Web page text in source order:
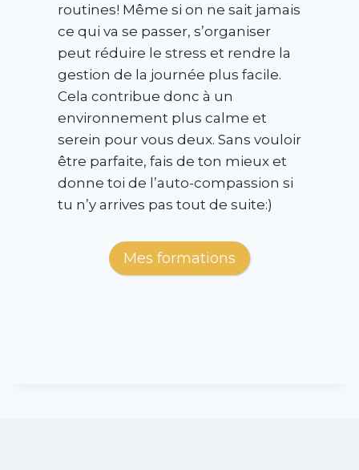
routines! Même si on ne sait jamais
ce qui va se passer, s’organiser
peut réduire le stress et rendre la
gestion de la journée plus facile.
Cela contribue donc à un
environnement plus calme et
serein pour vous deux. Sans vouloir
être parfaite, fais de ton mieux et
donne toi de l’auto-compassion si
tu n’y arrives pas tout de suite:)
Mes formations